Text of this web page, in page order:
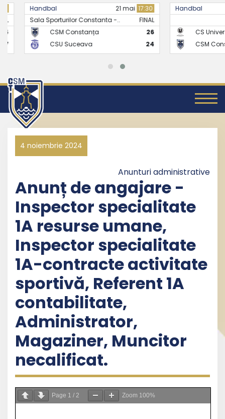
Handbal 21 mai 17:30
Sala Sporturilor Constanta -..
CSM Constanța
CSU Suceava
Handbal
CS
CSM
4 noiembrie 2024
Anunturi administrative
Anunț de angajare -
Inspector specialitate
1A resurse umane,
Inspector specialitate
1A-contracte activitate
sportivă, Referent 1A
contabilitate,
Administrator,
Magaziner, Muncitor
necalificat.
Page 1 / 2 Zoom 100%